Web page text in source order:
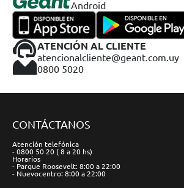
Android
ATENCIÓN AL CLIENTE
atencionalcliente@geant.com.uy
0800 5020
CONTÁCTANOS
Atención telefónica
- 0800 50 20 ( 8 a 20 hs)
Horarios
- Parque Roosevelt: 8:00 a 22:00
- Nuevocentro: 8:00 a 22:00